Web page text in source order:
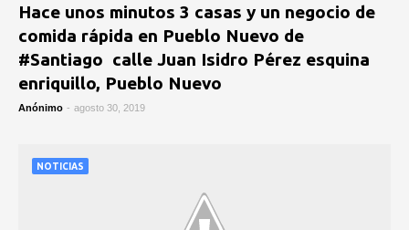
‪Hace unos minutos 3 casas y un negocio de
comida rápida en Pueblo Nuevo de
#Santiago ‬ calle Juan Isidro Pérez esquina
enriquillo, Pueblo Nuevo
Anónimo - agosto 30, 2019
NOTICIAS